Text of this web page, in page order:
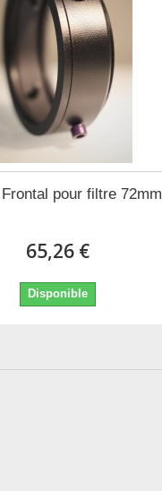
pour filtre 72mm
65,26 €
Disponible